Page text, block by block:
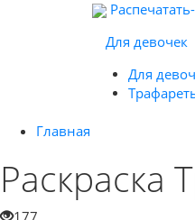
Для девочек
Для
Главная
Раскраска
177